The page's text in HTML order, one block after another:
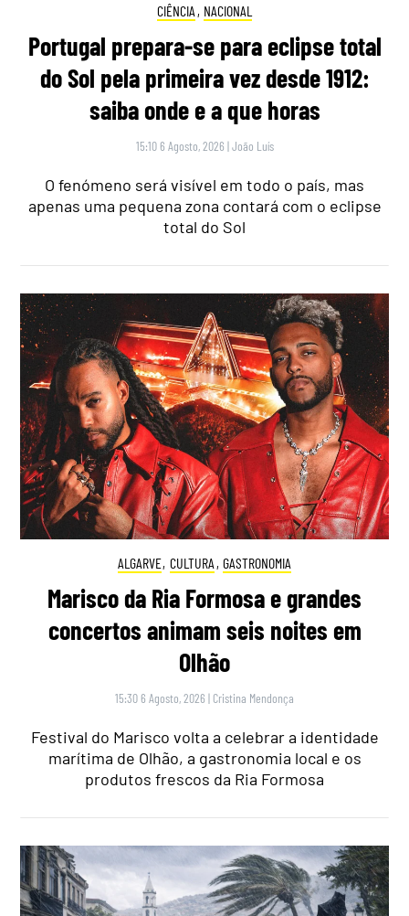
CIÊNCIA , NACIONAL
Portugal prepara-se para eclipse total
do Sol pela primeira vez desde 1912:
saiba onde e a que horas
15:10 6 Agosto, 2026 |João Luís
O fenómeno será visível em todo o país, mas
apenas uma pequena zona contará com o eclipse
total do Sol
ALGARVE, CULTURA , GASTRONOMIA
Marisco da Ria Formosa e grandes
concertos animam seis noites em
Olhão
15:30 6 Agosto, 2026 | Cristina Mendonça
Festival do Marisco volta a celebrar a identidade
marítima de Olhão, a gastronomia local e os
produtos frescos da Ria Formosa